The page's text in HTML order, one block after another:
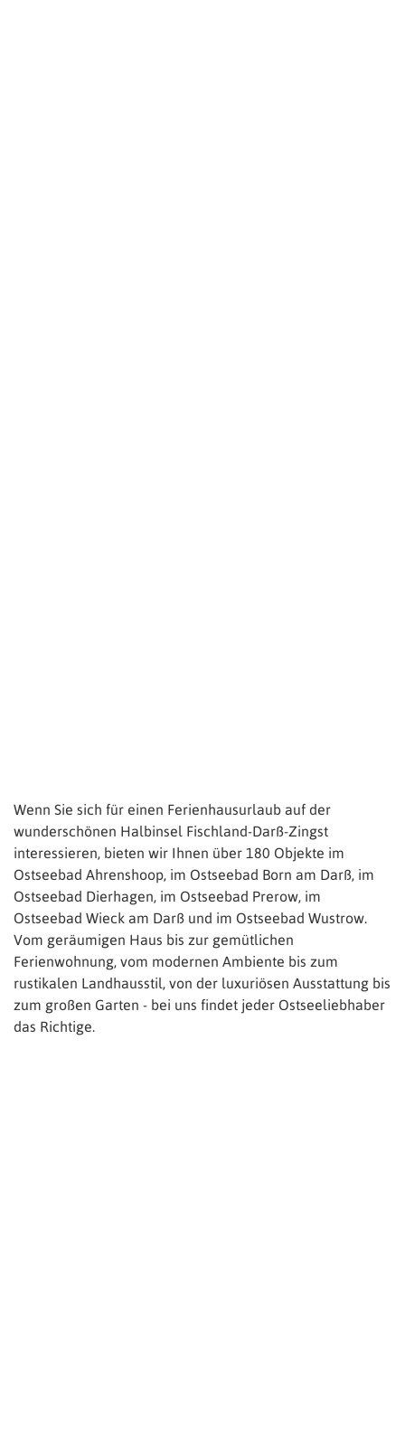
Wenn Sie sich für einen Ferienhausurlaub auf der
wunderschönen Halbinsel Fischland-Darß-Zingst
interessieren, bieten wir Ihnen über 180 Objekte im
Ostseebad Ahrenshoop, im Ostseebad Born am Darß, im
Ostseebad Dierhagen, im Ostseebad Prerow, im
Ostseebad Wieck am Darß und im Ostseebad Wustrow.
Vom geräumigen Haus bis zur gemütlichen
Ferienwohnung, vom modernen Ambiente bis zum
rustikalen Landhausstil, von der luxuriösen Ausstattung bis
zum großen Garten - bei uns findet jeder Ostseeliebhaber
das Richtige.